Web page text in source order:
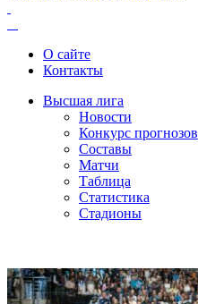
О сайте
Контакты
Высшая лига
Новости
Конкурс прогнозов
Составы
Матчи
Таблица
Статистика
Стадионы